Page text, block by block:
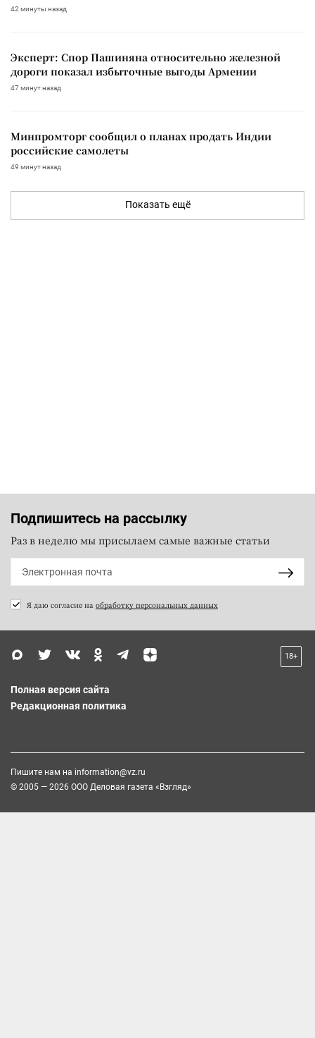
42 минуты назад
Эксперт: Спор Пашиняна относительно железной
дороги показал избыточные выгоды Армении
47 минут назад
Минпромторг сообщил о планах продать Индии
российские самолеты
49 минут назад
Показать ещё
Подпишитесь на рассылку
Раз в неделю мы присылаем самые важные статьи
Я даю согласие на обработку персональных данных
18+
Полная версия сайта
Редакционная политика
Пишите нам на information@vz.ru
© 2005 — 2026 ООО Деловая газета «Взгляд»